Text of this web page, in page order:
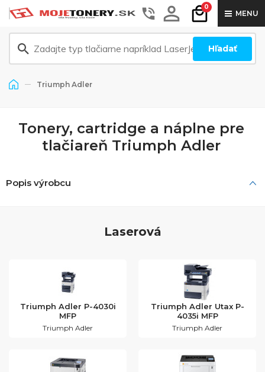
0
MENU
Hľadať
Triumph Adler
Tonery, cartridge a náplne pre
tlačiareň Triumph Adler
Popis výrobcu
Laserová
Triumph Adler P-4030i
MFP
Triumph Adler
Triumph Adler Utax P-
4035i MFP
Triumph Adler